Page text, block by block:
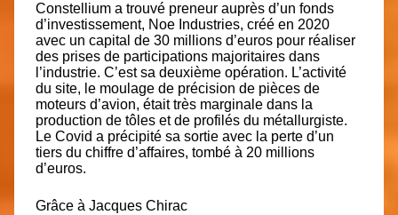
Constellium a trouvé preneur auprès d’un fonds
d’investissement, Noe Industries, créé en 2020
avec un capital de 30 millions d’euros pour réaliser
des prises de participations majoritaires dans
l’industrie. C’est sa deuxième opération. L’activité
du site, le moulage de précision de pièces de
moteurs d’avion, était très marginale dans la
production de tôles et de profilés du métallurgiste.
Le Covid a précipité sa sortie avec la perte d’un
tiers du chiffre d’affaires, tombé à 20 millions
d’euros.
Grâce à Jacques Chirac